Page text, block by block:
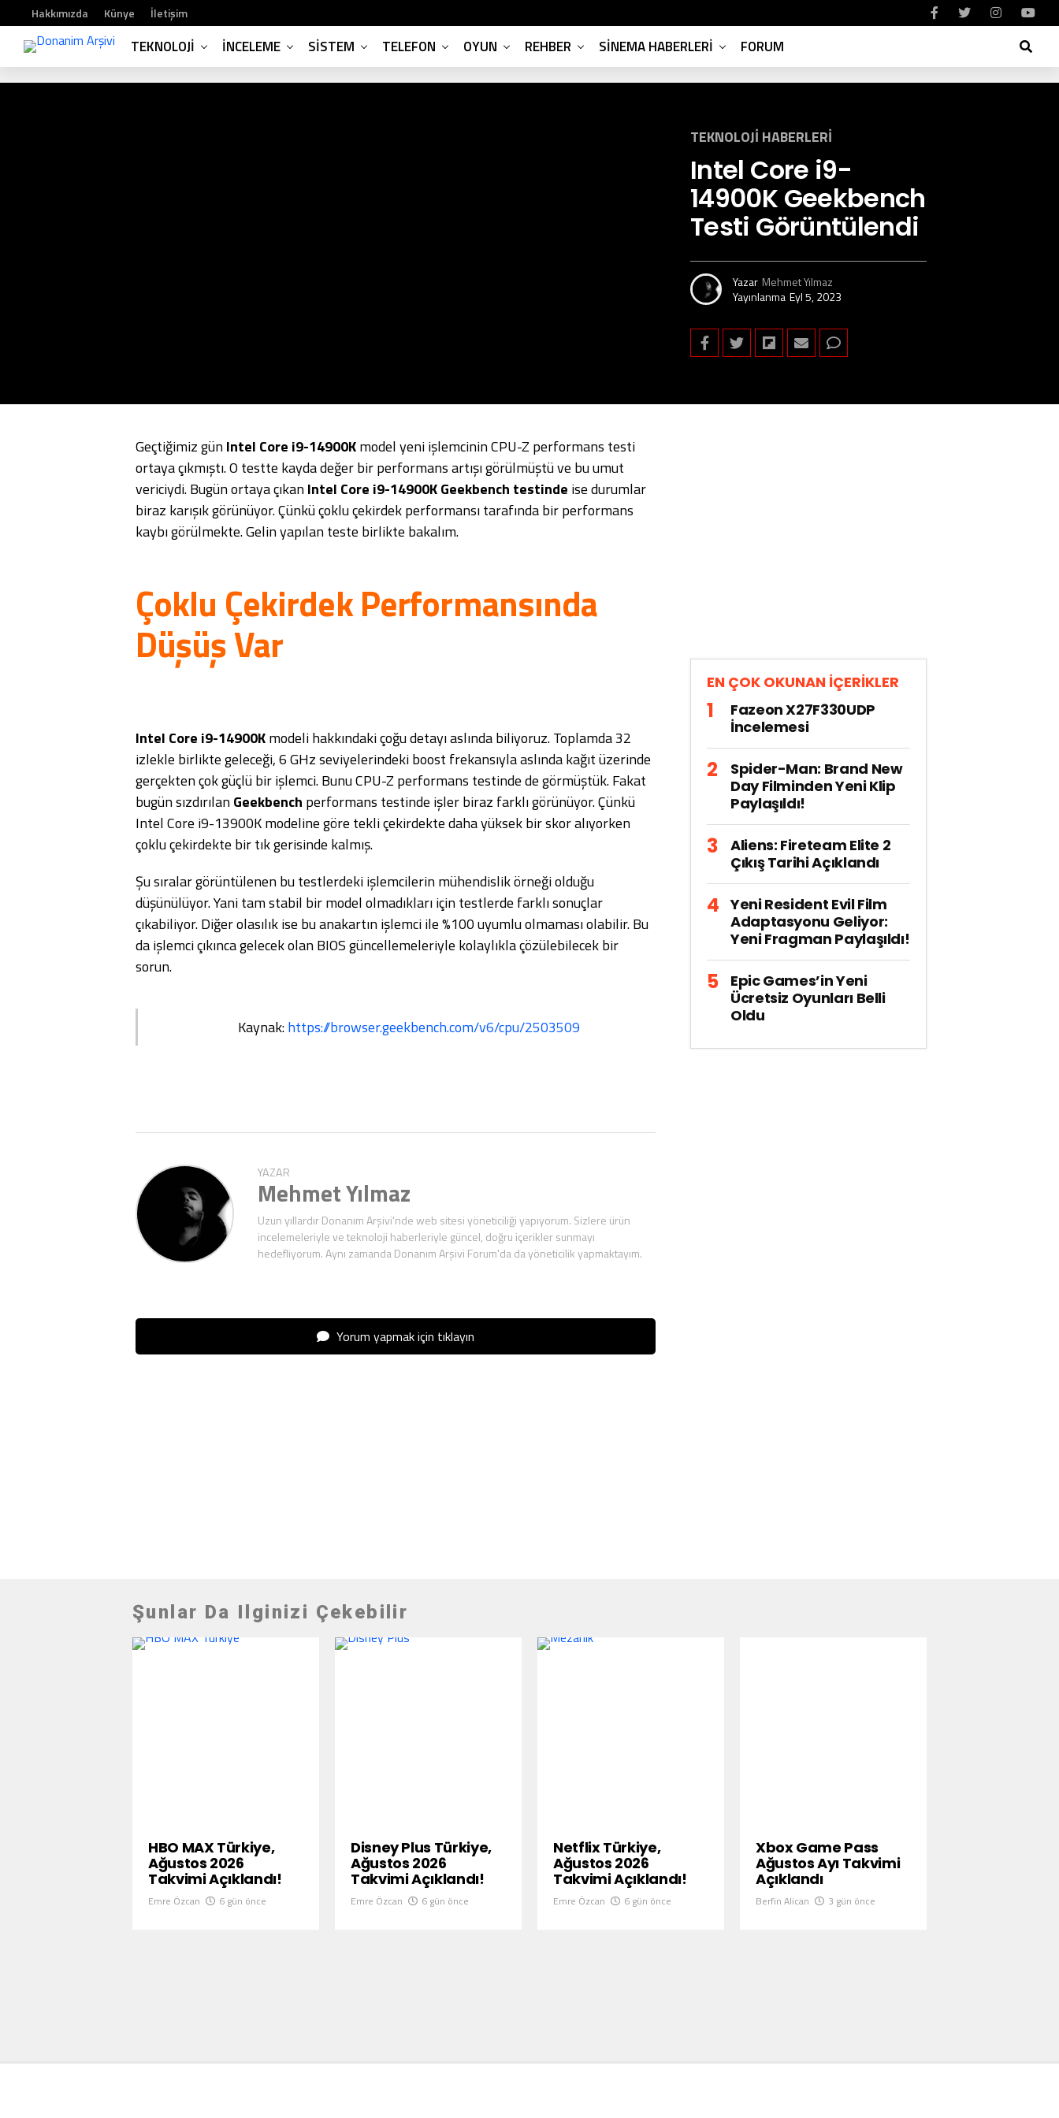
Hakkımızda Künye İletişim
TEKNOLOJI İNCELEME SISTEM TELEFON OYUN REHBER SINEMA HABERLERI FORUM
TEKNOLOJI HABERLERI
Intel Core i9-
14900K Geekbench
Testi Görüntülendi
Yazar Mehmet Yılmaz
Yayınlanma Eyl 5, 2023
Geçtiğimiz günIntel Core i9-14900Kmodel yeni işlemcinin CPU-Z performans testi
ortaya çıkmıştı. O testte kayda değer bir performans artışı görülmüştü ve bu umut
vericiydi. Bugün ortaya çıkanIntel Core i9-14900K Geekbench testinde ise durumlar
biraz karışık görünüyor. Çünkü çoklu çekirdek performansı tarafında bir performans
kaybı görülmekte. Gelin yapılan teste birlikte bakalım.
Çoklu Çekirdek Performansında
Düşüş Var
Intel Core i9-14900Kmodeli hakkındaki çoğu detayı aslında biliyoruz. Toplamda 32
izlekle birlikte geleceği, 6 GHz seviyelerindeki boost frekansıyla aslında kağıt üzerinde
gerçekten çok güçlü bir işlemci. Bunu CPU-Z performans testinde de görmüştük. Fakat
bugün sızdırılanGeekbench performans testinde işler biraz farklı görünüyor. Çünkü
Intel Core i9-13900K modeline göre tekli çekirdekte daha yüksek bir skor alıyorken
çoklu çekirdekte bir tık gerisinde kalmış.
Şu sıralar görüntülenen bu testlerdeki işlemcilerin mühendislik örneği olduğu
düşünülüyor. Yani tam stabil bir model olmadıkları için testlerde farklı sonuçlar
çıkabiliyor. Diğer olasılık ise bu anakartın işlemci ile %100 uyumlu olmaması olabilir. Bu
da işlemci çıkınca gelecek olan BIOS güncellemeleriyle kolaylıkla çözülebilecek bir
sorun.
Kaynak:https://browser.geekbench.com/v6/cpu/2503509
YAZAR
Mehmet Yılmaz
Uzun yıllardır Donanım Arşivi'nde web sitesi yöneticiliği yapıyorum. Sizlere ürün
incelemeleriyle ve teknoloji haberleriyle güncel, doğru içerikler sunmayı
hedefliyorum. Aynı zamanda Donanım Arşivi Forum'da da yöneticilik yapmaktayım.
Yorum yapmak için tıklayın
EN ÇOK OKUNAN İÇERİKLER
Fazeon X27F330UDP
İncelemesi
Spider-Man: Brand New
Day Filminden Yeni Klip
Paylaşıldı!
Aliens: Fireteam Elite 2
Çıkış Tarihi Açıklandı
Yeni Resident Evil Film
Adaptasyonu Geliyor:
Yeni Fragman Paylaşıldı!
Epic Games’in Yeni
Ücretsiz Oyunları Belli
Oldu
Şunlar Da Ilginizi Çekebilir
HBO MAX Türkiye,
Ağustos 2026
Takvimi Açıklandı!
Emre Özcan 6 gün önce
Disney Plus Türkiye,
Ağustos 2026
Takvimi Açıklandı!
Emre Özcan 6 gün önce
Netflix Türkiye,
Ağustos 2026
Takvimi Açıklandı!
Emre Özcan 6 gün önce
Xbox Game Pass
Ağustos Ayı Takvimi
Açıklandı
Berfin Alican 3 gün önce